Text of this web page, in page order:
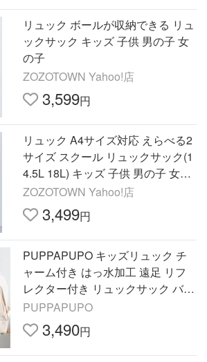
リュック ボールが収納できる リュ
ックサック キッズ 子供 男の子 女
の子
ZOZOTOWN Yahoo!店
3,599円
リュック A4サイズ対応 えらべる2
サイズ スクール リュックサック(1
4.5L 18L) キッズ 子供 男の子 女の
子
ZOZOTOWN Yahoo!店
3,499円
PUPPAPUPO キッズリュック チ
ャーム付き はっ水加工 遠足 リフ
レクター付き リュックサック バッ
クパック 子供 通園 入園 シンプル
ママとお揃い プッパプーポ
PUPPAPUPO
3,490円